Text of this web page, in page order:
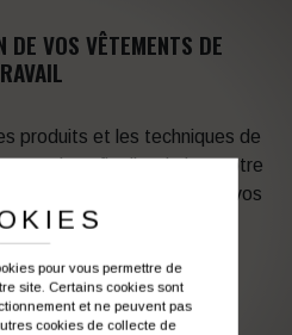
DE VOS VÊTEMENTS DE
produits et les techniques de
service afin d’optimiser votre
techniques et de vos
de son expérience !
plus d’informations ?
pour vous permettre de
site. Certains cookies sont
et ne peuvent pas
cookies de collecte de